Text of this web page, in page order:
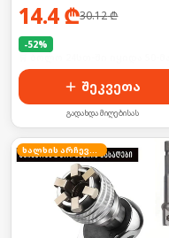
14.4₾30.12₾
-52%
შეკვეთა
გადახდა მიღებისას
ხალხის არჩევანი